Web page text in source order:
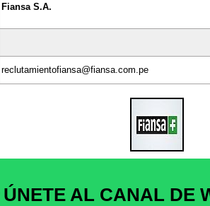
Fiansa S.A.
reclutamientofiansa@fiansa.com.pe
AL CANAL DE